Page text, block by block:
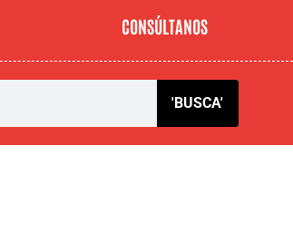
CONSÚLTANOS
'BUSCA'